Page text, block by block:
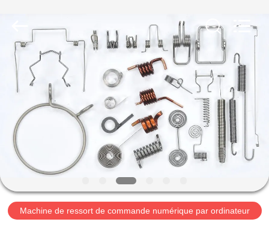
MAISON
PRODUITS
AU
SUJET
DE
NOUS
Spring
Machinery
Reserved.
Machine de ressort de commande numérique par ordinateur